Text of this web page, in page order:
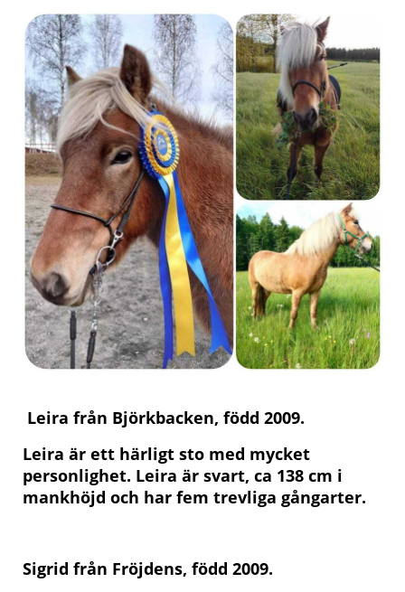
Leira från Björkbacken, född 2009.
Leira är ett härligt sto med mycket
personlighet. Leira är svart, ca 138 cm i
mankhöjd och har fem trevliga gångarter.
Sigrid från Fröjdens, född 2009.